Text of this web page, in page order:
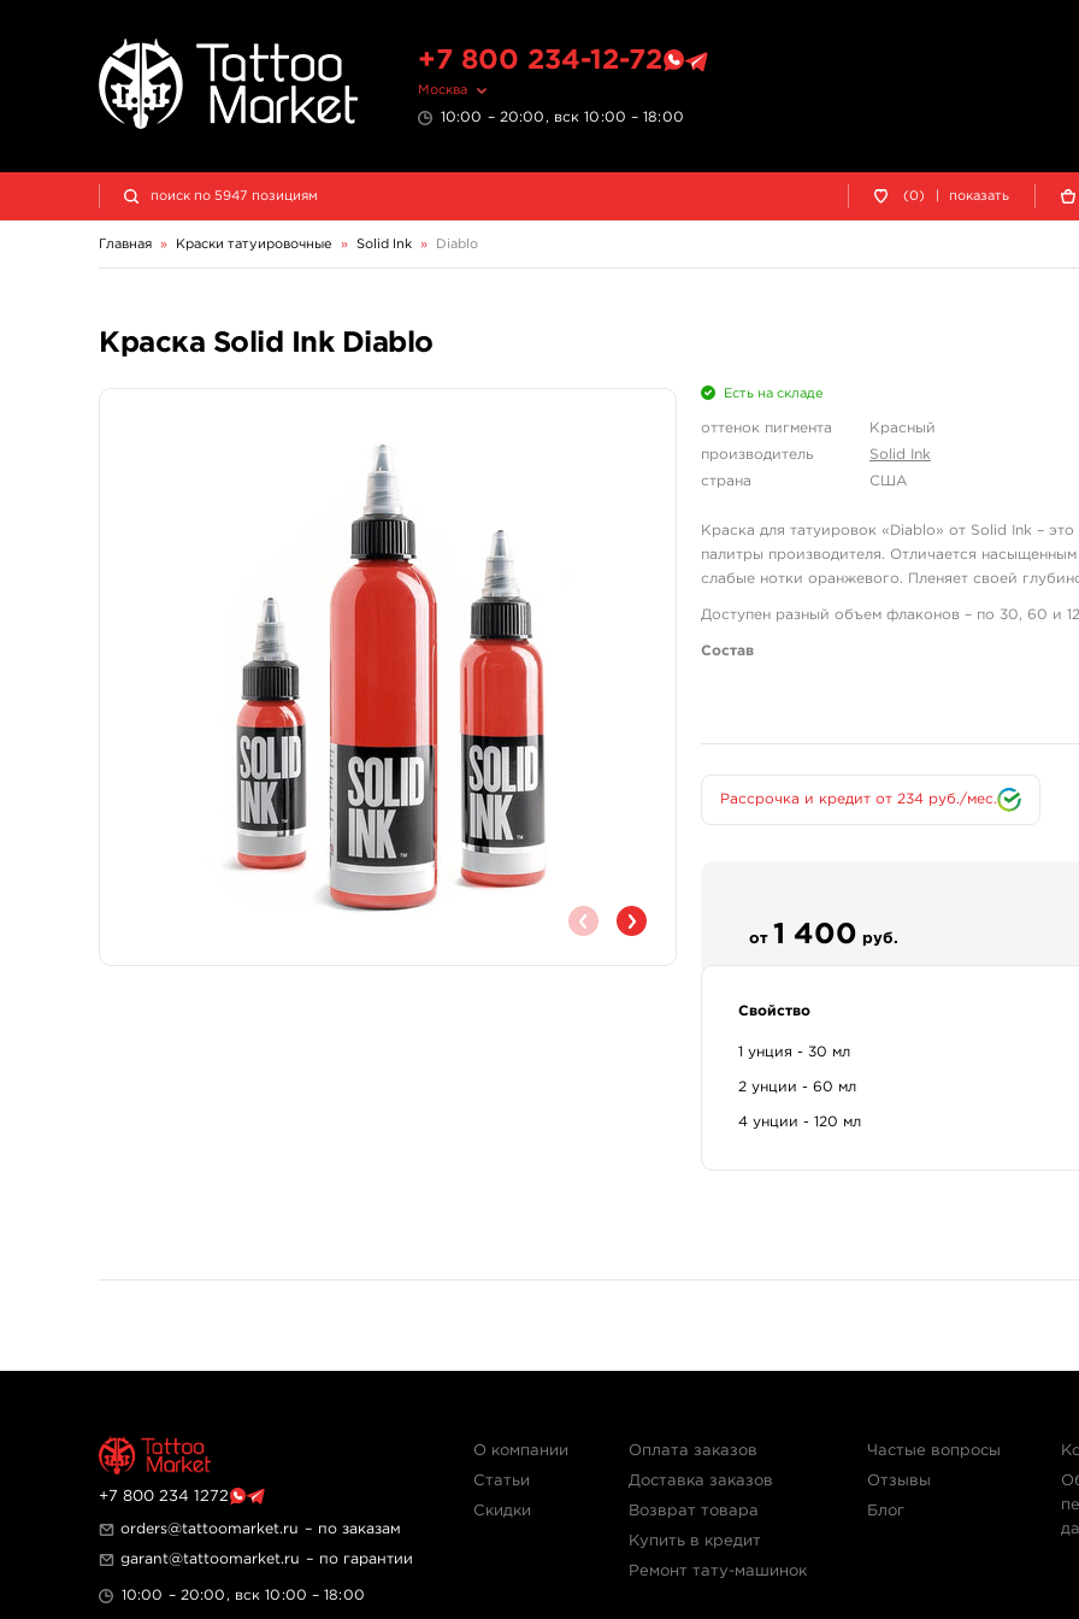
+7 800 234-12-72
Москва
10:00 – 20:00, вск 10:00 – 18:00
(0) показать
Главная » Краски татуировочные » Solid Ink » Diablo
Краска Solid Ink Diablo
Есть на складе
оттенок пигмента
Красный
производитель
Solid Ink
страна
США
Краска для татуировок «Diablo» от Solid Ink –
палитры производителя. Отличается
слабые нотки оранжевого. Пленяет своей
Доступен разный объем флаконов – по 30, 60 и
Состав
Помимо пигментов в составе краски
также:
Краска не содержит продуктов животного
отсутствует глютен, канцерогенные и
Для татуировок.
Невероятно яркий и игривый красный оттенок
классической японской татуировки. Позволяет
в качестве контура. Хорошо сочетается с
разбавлять для получения более мягких оттенков.
Рассрочка и кредит от 234 руб./мес.
от 1 400 руб.
Свойство
1 унция - 30 мл
2 унции - 60 мл
4 унции - 120 мл
+7 800 234 1272
orders@tattoomarket.ru – по заказам
garant@tattoomarket.ru – по гарантии
10:00 – 20:00, вск 10:00 – 18:00
О компании
Статьи
Скидки
Оплата заказов
Доставка заказов
Возврат товара
Купить в кредит
Ремонт тату-машинок
Частые вопросы
Отзывы
Блог